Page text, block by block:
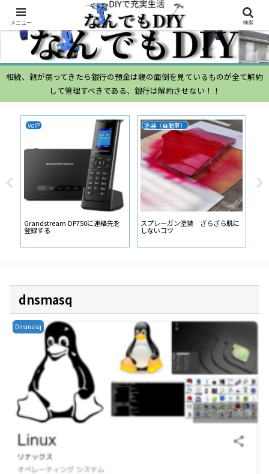
相続、親が弱ってきたら銀行の預金は親の面倒を見ているものが全て解約
して管理すべきである、銀行は解約させない！！
VoIP
Grandstream DP750に連絡先を
登録する
塗装（自動車）
スプレーガン塗装 ざらざら肌に
しないコツ
ム
dnsmasq
Dnsmasq
メニュー 検索